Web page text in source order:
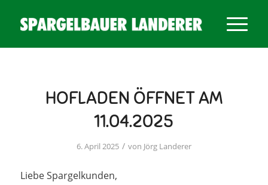
HOFLADEN ÖFFNET AM
11.04.2025
6. April 2025 / von Jörg Landerer
Liebe Spargelkunden,